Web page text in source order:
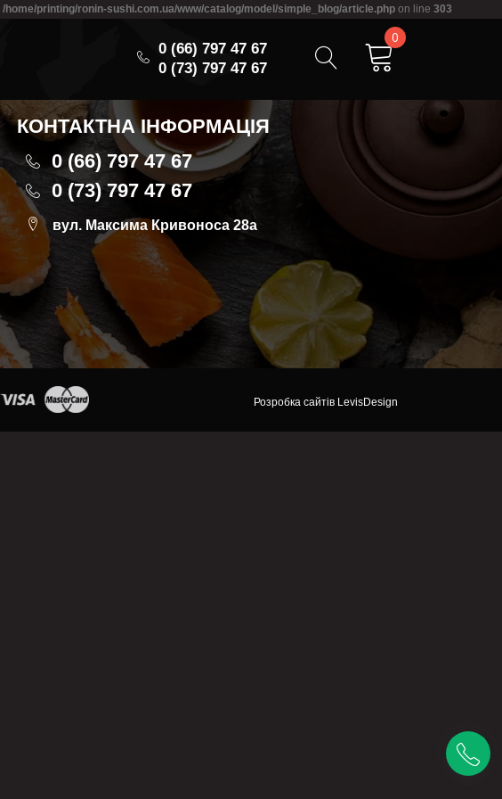
/home/printing/ronin-sushi.com.ua/www/catalog/model/simple_blog/article.php on line 303
0 (66) 797 47 67
0 (73) 797 47 67
0
КОНТАКТНА ІНФОРМАЦІЯ
0 (66) 797 47 67
0 (73) 797 47 67
вул. Максима Кривоноса 28а
Розробка сайтів LevisDesign